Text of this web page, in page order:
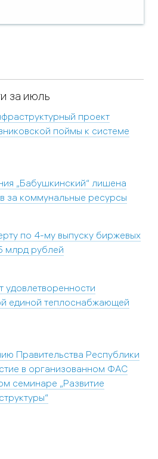
за июль
проект
поймы к системе
„Бабушкинский“ лишена
за коммунальные ресурсы
по 4-му выпуску биржевых
млрд рублей
удовлетворенности
единой теплоснабжающей
Правительства Республики
в организованном ФАС
семинаре „Развитие